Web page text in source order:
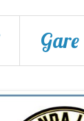
Gare